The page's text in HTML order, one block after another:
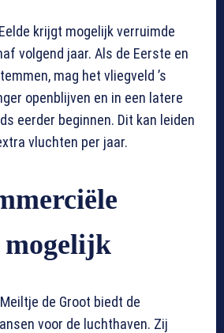
krijgt mogelijk verruimde
volgend jaar. Als de Eerste en
mag het vliegveld ’s
openblijven en in een latere
eerder beginnen. Dit kan leiden
vluchten per jaar.
de Groot biedt de
voor de luchthaven. Zij